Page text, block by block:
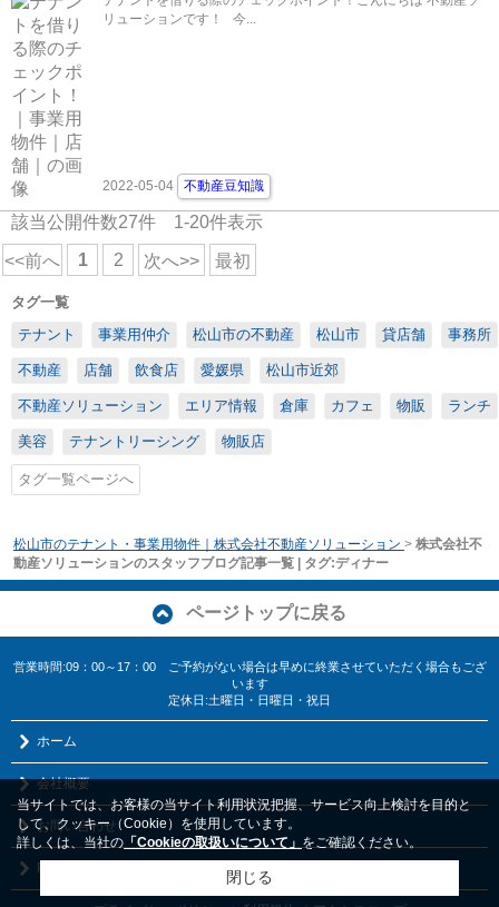
リューションです！ 今...
2022-05-04 不動産豆知識
該当公開件数27件 1-20件表示
<<前へ 1 2 次へ>> 最初
タグ一覧
テナント
事業用仲介 松山市の不動産 松山市 貸店舗 事務所
不動産 店舗 飲食店 愛媛県 松山市近郊
不動産ソリューション エリア情報 倉庫 カフェ 物販 ランチ
美容 テナントリーシング 物販店
タグ一覧ページへ
松山市のテナント・事業用物件｜株式会社不動産ソリューション > 株式会社不
動産ソリューションのスタッフブログ記事一覧 | タグ:ディナー
ページトップに戻る
営業時間:09：00～17：00 ご予約がない場合は早めに終業させていただく場合もござ
います
定休日:土曜日・日曜日・祝日
ホーム
会社概要
お問い合わせ
PCサイト
当サイトでは、お客様の当サイト利用状況把握、サービス向上検討を目的と
して、クッキー（Cookie）を使用しています。
詳しくは、当社の 「Cookieの取扱いについて」 をご確認ください。
閉じる